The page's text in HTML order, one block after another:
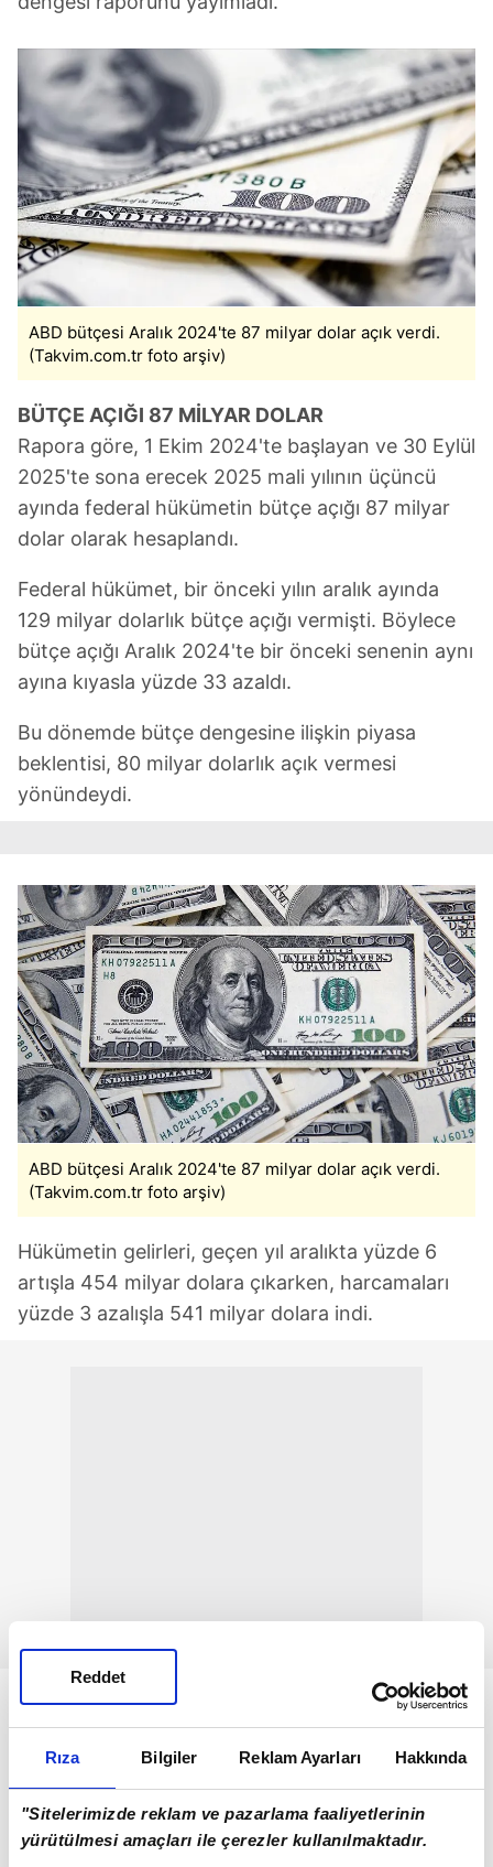
Rıza Bilgiler Reklam Ayarları Hakkında
"Sitelerimizde reklam ve pazarlama faaliyetlerinin
yürütülmesi amaçları ile çerezler kullanılmaktadır.
Reddet
ABD bütçesi Aralık 2024'te 87 milyar dolar açık verdi.
(Takvim.com.tr foto arşiv)
BÜTÇE AÇIĞI 87 MİLYAR DOLAR
Rapora göre, 1 Ekim 2024'te başlayan ve 30 Eylül
2025'te sona erecek 2025 mali yılının üçüncü
ayında federal hükümetin bütçe açığı 87 milyar
dolar olarak hesaplandı.
Federal hükümet, bir önceki yılın aralık ayında
129 milyar dolarlık bütçe açığı vermişti. Böylece
bütçe açığı Aralık 2024'te bir önceki senenin aynı
ayına kıyasla yüzde 33 azaldı.
Bu dönemde bütçe dengesine ilişkin piyasa
beklentisi, 80 milyar dolarlık açık vermesi
yönündeydi.
ABD bütçesi Aralık 2024'te 87 milyar dolar açık verdi.
(Takvim.com.tr foto arşiv)
Hükümetin gelirleri, geçen yıl aralıkta yüzde 6
artışla 454 milyar dolara çıkarken, harcamaları
yüzde 3 azalışla 541 milyar dolara indi.